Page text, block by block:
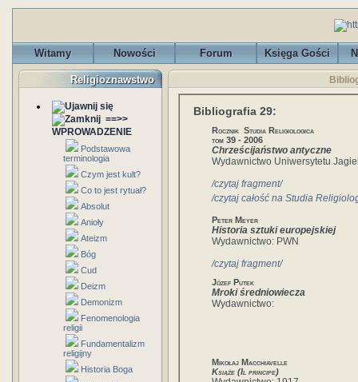
Witamy Nowości Forum Księga Gości
Religioznawstwo
==>>
WPROWADZENIE
Podstawowa
terminologia
Czym jest kult?
Co to jest rytuał?
Absolut
Anioły
Ateizm
Bóg
Cud
Deizm
Demonizm
Fenomenologia
religii
Fundamentalizm
religijny
Historia Boga
Bibliografia 29:
Rocznik Studia Religiologica
tom 39 - 2006
Chrześcijaństwo antyczne
Wydawnictwo Uniwersytetu
/czytaj fragment/
/czytaj całość na Studia
Peter Meyer
Historia sztuki europejskiej
Wydawnictwo: PWN
/czytaj fragment/
Józef Putek
Mroki średniowiecza
Wydawnictwo:
Mikołaj Macchiavelle
Książe (Il principe)